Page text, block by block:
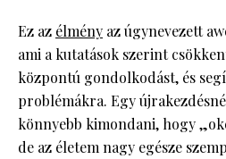
Ez az élmény az úgynevezett
ami a kutatások szerint
központú gondolkodást, és
problémákra. Egy
könnyebb kimondani, hogy
de az életem nagy egésze